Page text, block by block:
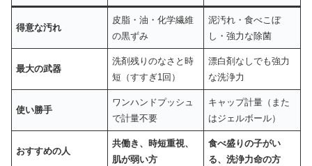
得意な汚れ
皮脂・油・化学繊維
の黒ずみ
泥汚れ・食べこぼ
し・強力な除菌
最大の武器
洗剤残りのなさと時
短（すすぎ1回）
漂白剤なしでも強力
な洗浄力
使い勝手
ワンハンドプッシュ
で計量不要
キャップ計量（また
はジェルボール）
おすすめの人
共働き、時短重視、
肌が弱い方
食べ盛りの子がい
る、洗浄力命の方